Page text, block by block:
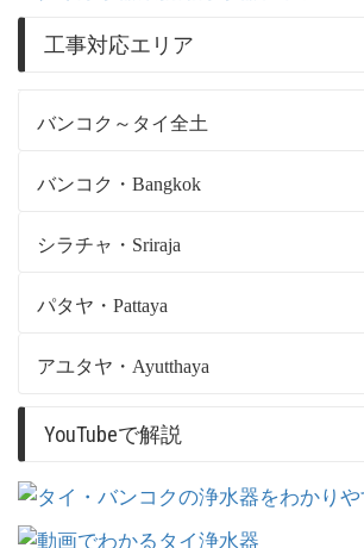
工事対応エリア
バンコク～タイ全土
バンコク・Bangkok
シラチャ・Sriraja
パタヤ・Pattaya
アユタヤ・Ayutthaya
YouTubeで解説